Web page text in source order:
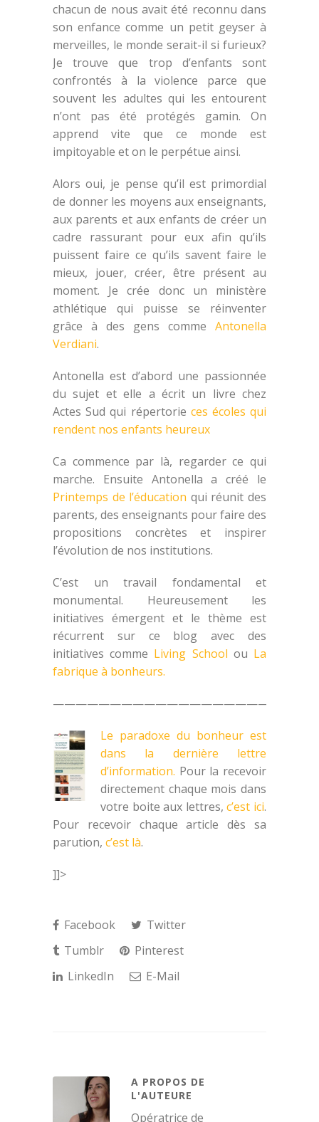
chacun de nous avait été reconnu dans
son enfance comme un petit geyser à
merveilles, le monde serait-il si furieux?
Je trouve que trop d’enfants sont
confrontés à la violence parce que
souvent les adultes qui les entourent
n’ont pas été protégés gamin. On
apprend vite que ce monde est
impitoyable et on le perpétue ainsi.
Alors oui, je pense qu’il est primordial
de donner les moyens aux enseignants,
aux parents et aux enfants de créer un
cadre rassurant pour eux afin qu’ils
puissent faire ce qu’ils savent faire le
mieux, jouer, créer, être présent au
moment. Je crée donc un ministère
athlétique qui puisse se réinventer
grâce à des gens comme Antonella
Verdiani.
Antonella est d’abord une passionnée
du sujet et elle a écrit un livre chez
Actes Sud qui répertorie ces écoles qui
rendent nos enfants heureux
Ca commence par là, regarder ce qui
marche. Ensuite Antonella a créé le
Printemps de l’éducation qui réunit des
parents, des enseignants pour faire des
propositions concrètes et inspirer
l’évolution de nos institutions.
C’est un travail fondamental et
monumental. Heureusement les
initiatives émergent et le thème est
récurrent sur ce blog avec des
initiatives comme Living School ou La
fabrique à bonheurs.
Le paradoxe du bonheur est
dans la dernière lettre
d’information. Pour la recevoir
directement chaque mois dans
votre boite aux lettres,c’est ici.
Pour recevoir chaque article dès sa
parution, c’est là.
]]>
Facebook
Twitter
Tumblr
Pinterest
LinkedIn
E-Mail
A PROPOS DE
L'AUTEURE
Opératrice de